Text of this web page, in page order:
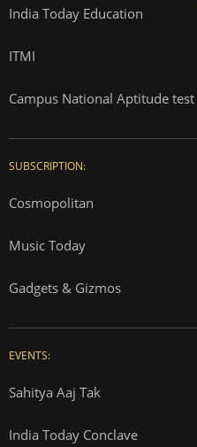
India Today Education
ITMI
Campus National Aptitude test
SUBSCRIPTION:
Cosmopolitan
Music Today
Gadgets & Gizmos
EVENTS:
Sahitya Aaj Tak
India Today Conclave